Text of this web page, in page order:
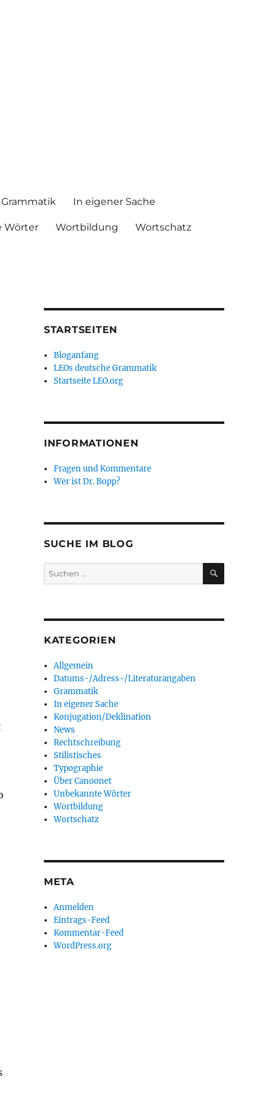
Grammatik In eigener Sache
Wörter Wortbildung Wortschatz
STARTSEITEN
Bloganfang
LEOs deutsche Grammatik
Startseite LEO.org
INFORMATIONEN
Fragen und Kommentare
Wer ist Dr. Bopp?
SUCHE IM BLOG
Suchen
nach:
SUCHEN
KATEGORIEN
Allgemein
Datums-/Adress-/Literaturangaben
Grammatik
In eigener Sache
Konjugation/Deklination
News
Rechtschreibung
Stilistisches
Typographie
Über Canoonet
Unbekannte Wörter
Wortbildung
Wortschatz
META
Anmelden
Eintrags-Feed
Kommentar-Feed
WordPress.org